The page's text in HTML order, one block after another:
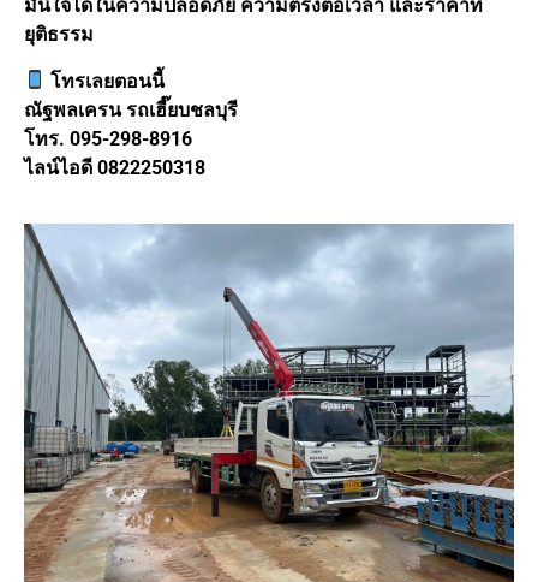
มั่นใจได้ในความปลอดภัย ความตรงต่อเวลา และราคาที่
ยุติธรรม
โทรเลยตอนนี้
ณัฐพลเครน รถเฮี๊ยบชลบุรี
โทร. 095-298-8916
ไลน์ไอดี 0822250318